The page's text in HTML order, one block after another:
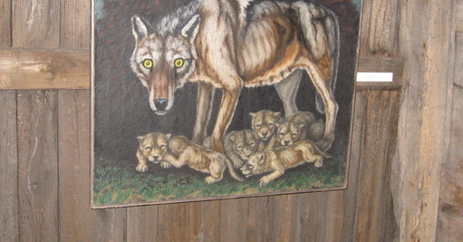
Izdrukas 1h laikā Rīgā – pasūtiet tiešsaistē
Dažādi formāti un papīra veidi jūsu foto
Piegāde visā Latvijā vai saņemšana klātienē